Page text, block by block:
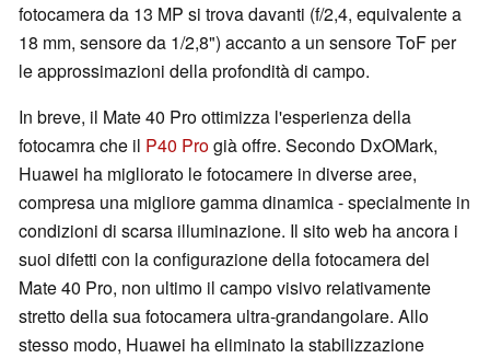
fotocamera da 13 MP si trova davanti (f/2,4, equivalente a
18 mm, sensore da 1/2,8") accanto a un sensore ToF per
le approssimazioni della profondità di campo.
In breve, il Mate 40 Pro ottimizza l'esperienza della
fotocamra che il P40 Progià offre. Secondo DxOMark,
Huawei ha migliorato le fotocamere in diverse aree,
compresa una migliore gamma dinamica - specialmente in
condizioni di scarsa illuminazione. Il sito web ha ancora i
suoi difetti con la configurazione della fotocamera del
Mate 40 Pro, non ultimo il campo visivo relativamente
stretto della sua fotocamera ultra-grandangolare. Allo
stesso modo, Huawei ha eliminato la stabilizzazione